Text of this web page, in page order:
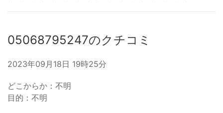
05068795247のクチコミ
2023年09月18日 19時25分
どこからか：不明
目的：不明